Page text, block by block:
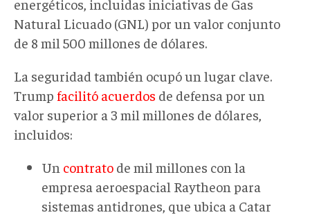
energéticos , incluidas iniciativas de Gas
Natural Licuado (GNL) por un valor conjunto
de 8 mil 500 millones de dólares.
La seguridad también ocupó un lugar clave.
Trump facilitó acuerdos de defensa por un
valor superior a 3 mil millones de dólares,
incluidos:
Un contrato de mil millones con la
empresa aeroespacial Raytheon para
sistemas antidrones, que ubica a Catar